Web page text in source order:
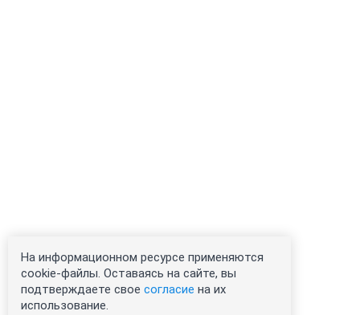
На информационном ресурсе применяются
cookie-файлы. Оставаясь на сайте, вы
подтверждаете свое согласие на их
использование.